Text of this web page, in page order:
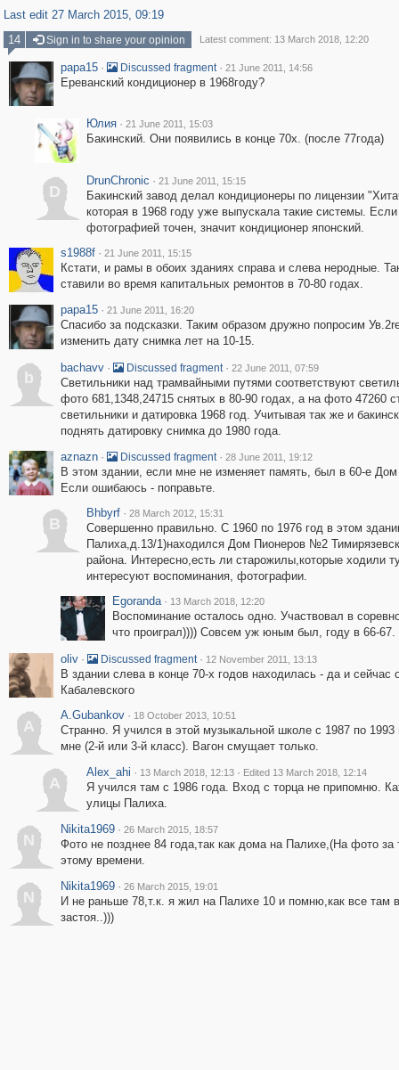
Last edit 27 March 2015, 09:19
14
Sign in to share your opinion Latest comment: 13 March 2018, 12:20
papa15 · Discussed fragment · 21 June 2011, 14:56
Ереванский кондиционер в 1968году?
Юлия · 21 June 2011, 15:03
Бакинский. Они появились в конце 70х. (после 77года)
D
DrunChronic · 21 June 2011, 15:15
Бакинский завод делал кондиционеры по лицензии
которая в 1968 году уже выпускала такие системы.
фотографией точен, значит кондиционер японский.
s1988f · 21 June 2011, 15:15
Кстати, и рамы в обоих зданиях справа и слева неродные.
ставили во время капитальных ремонтов в 70-80 годах.
papa15 · 21 June 2011, 16:20
Спасибо за подсказки. Таким образом дружно попросим
изменить дату снимка лет на 10-15.
b
bachavv · Discussed fragment · 22 June 2011, 07:59
Светильники над трамвайными путями соответствуют
фото 681,1348,24715 снятых в 80-90 годах, а на фото 47260
светильники и датировка 1968 год. Учитывая так же и
поднять датировку снимка до 1980 года.
aznazn · Discussed fragment · 28 June 2011, 19:12
В этом здании, если мне не изменяет память, был в 60-е Дом
Если ошибаюсь - поправьте.
B
Bhbyrf · 28 March 2012, 15:31
Совершенно правильно. С 1960 по 1976 год в этом
Палиха,д.13/1)находился Дом Пионеров №2
района. Интересно,есть ли старожилы,которые ходили
интересуют воспоминания, фотографии.
Egoranda · 13 March 2018, 12:20
Воспоминание осталось одно. Участвовал в
что проиграл)))) Совсем уж юным был, году в 66-67.
oliv · Discussed fragment · 12 November 2011, 13:13
В здании слева в конце 70-х годов находилась - да и
Кабалевского
A
A.Gubankov · 18 October 2013, 10:51
Странно. Я учился в этой музыкальной школе с 1987 по
мне (2-й или 3-й класс). Вагон смущает только.
A
Alex_ahi · 13 March 2018, 12:13 · Edited 13 March 2018, 12:14
Я учился там с 1986 года. Вход с торца не припомню.
улицы Палиха.
N
Nikita1969 · 26 March 2015, 18:57
Фото не позднее 84 года,так как дома на Палихе,(На фото
этому времени.
N
Nikita1969 · 26 March 2015, 19:01
И не раньше 78,т.к. я жил на Палихе 10 и помню,как все там
застоя..)))